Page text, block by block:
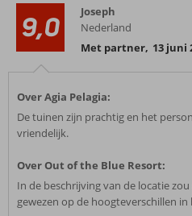
9,0
Joseph
Nederland
Met partner, 13 juni
Over Agia Pelagia:
De tuinen zijn prachtig en het
vriendelijk.
Over Out of the Blue Resort:
In de beschrijving van de locatie
gewezen op de hoogteverschillen